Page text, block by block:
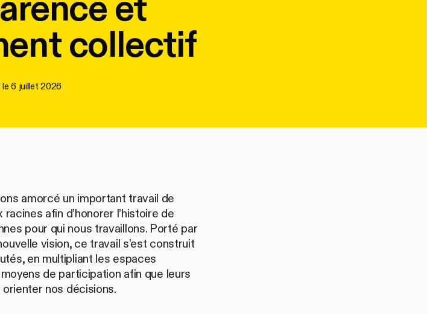
collectif
6 juillet 2026
amorcé un important travail de
afin d’honorer l’histoire de
pour qui nous travaillons. Porté par
vision, ce travail s’est construit
en multipliant les espaces
de participation afin que leurs
nos décisions.